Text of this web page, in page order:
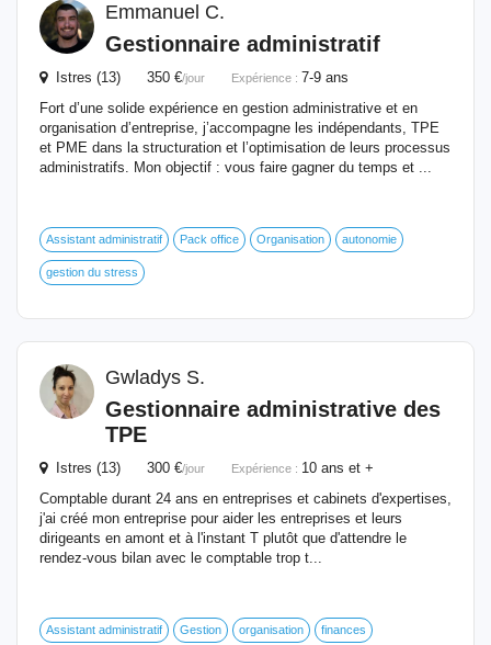
Emmanuel C.
Gestionnaire administratif
Istres (13) 350 €/jour Expérience : 7-9 ans
Fort d’une solide expérience en gestion administrative et en
organisation d’entreprise, j’accompagne les indépendants, TPE
et PME dans la structuration et l’optimisation de leurs processus
administratifs. Mon objectif : vous faire gagner du temps et ...
Assistant administratif Pack office Organisation autonomie
gestion du stress
Gwladys S.
Gestionnaire administrative des
TPE
Istres (13) 300 €/jour Expérience : 10 ans et +
Comptable durant 24 ans en entreprises et cabinets d'expertises,
j'ai créé mon entreprise pour aider les entreprises et leurs
dirigeants en amont et à l'instant T plutôt que d'attendre le
rendez-vous bilan avec le comptable trop t...
Assistant administratif Gestion organisation finances